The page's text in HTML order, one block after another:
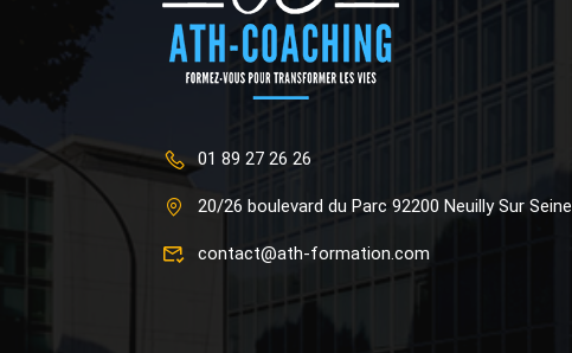
01 89 27 26 26
20/26 boulevard du Parc 92200 Neuilly Sur Seine
contact@ath-formation.com